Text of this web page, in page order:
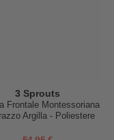
3 Sprouts
Frontale Montessoriana
Argilla - Poliestere